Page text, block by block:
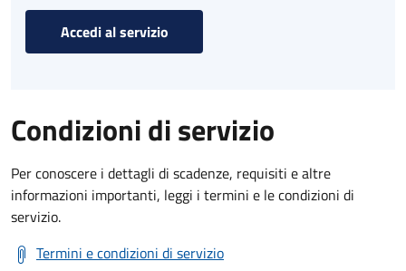
Accedi al servizio
Condizioni di servizio
Per conoscere i dettagli di scadenze, requisiti e altre
informazioni importanti, leggi i termini e le condizioni di
servizio.
Termini e condizioni di servizio